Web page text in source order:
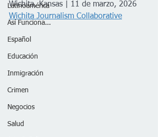
Latinoamérica
Así Funciona...
Español
Educación
Inmigración
Crimen
Negocios
Salud
Wichita, Kansas | 11 de marzo, 2026
Wichita Journalism Collaborative